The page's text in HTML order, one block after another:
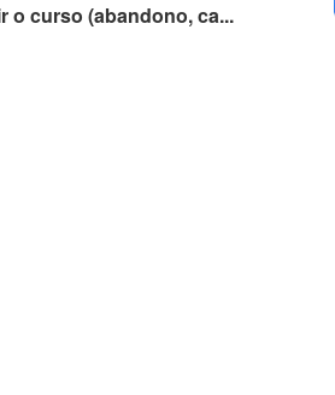
o curso (abandono, ca...